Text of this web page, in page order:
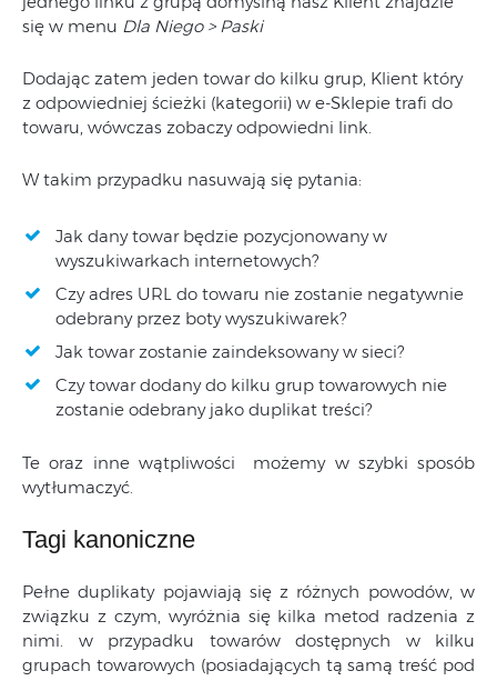
się w menu Dla Niego > Paski
Dodając zatem jeden towar do kilku grup, Klient który
z odpowiedniej ścieżki (kategorii) w e-Sklepie trafi do
towaru, wówczas zobaczy odpowiedni link.
W takim przypadku nasuwają się pytania:
Jak dany towar będzie pozycjonowany w
wyszukiwarkach internetowych?
Czy adres URL do towaru nie zostanie negatywnie
odebrany przez boty wyszukiwarek?
Jak towar zostanie zaindeksowany w sieci?
Czy towar dodany do kilku grup towarowych nie
zostanie odebrany jako duplikat treści?
Te oraz inne wątpliwości możemy w szybki sposób
wytłumaczyć.
Tagi kanoniczne
Pełne duplikaty pojawiają się z różnych powodów, w
związku z czym, wyróżnia się kilka metod radzenia z
nimi. w przypadku towarów dostępnych w kilku
grupach towarowych (posiadających tą samą treść pod